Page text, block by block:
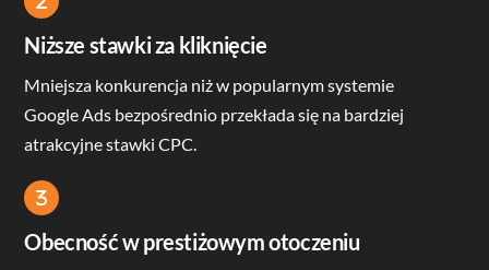
Icon
label
Niższe stawki za kliknięcie
Mniejsza konkurencja niż w popularnym systemie
Google Ads bezpośrednio przekłada się na bardziej
atrakcyjne stawki CPC.
Icon
label
Obecność w prestiżowym otoczeniu